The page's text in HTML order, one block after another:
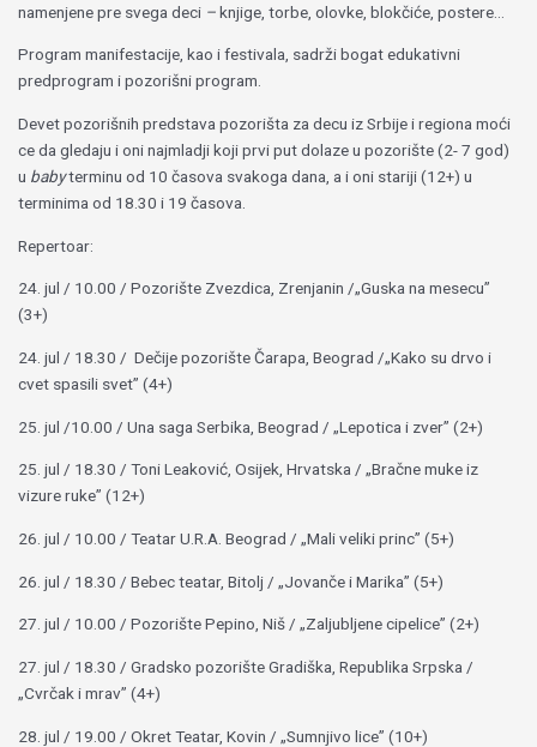
namenjene pre svega deci –knjige, torbe, olovke, blokčiće, postere…
Program manifestacije, kao i festivala, sadrži bogat edukativni
predprogram i pozorišni program.
Devet pozorišnih predstava pozorišta za decu iz Srbije i regiona moći
ce da gledaju i oni najmladji koji prvi put dolaze u pozorište (2- 7 god)
u babyterminu od 10 časova svakoga dana, a i oni stariji (12+) u
terminima od 18.30 i 19 časova.
Repertoar:
24. jul / 10.00 / Pozorište Zvezdica, Zrenjanin /„Guska na mesecu”
(3+)
24. jul / 18.30 / Dečije pozorište Čarapa, Beograd /„Kako su drvo i
cvet spasili svet” (4+)
25. jul /10.00 / Una saga Serbika, Beograd / „Lepotica i zver” (2+)
25. jul / 18.30 / Toni Leaković, Osijek, Hrvatska / „Bračne muke iz
vizure ruke” (12+)
26. jul / 10.00 / Teatar U.R.A. Beograd / „Mali veliki princ” (5+)
26. jul / 18.30 / Bebec teatar, Bitolj / „Jovanče i Marika” (5+)
27. jul / 10.00 / Pozorište Pepino, Niš / „Zaljubljene cipelice” (2+)
27. jul / 18.30 / Gradsko pozorište Gradiška, Republika Srpska /
„Cvrčak i mrav” (4+)
28. jul / 19.00 / Okret Teatar, Kovin / „Sumnjivo lice” (10+)